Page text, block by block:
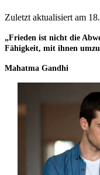
Zuletzt aktualisiert am
„Frieden ist nicht die
Fähigkeit, mit ihnen
Mahatma Gandhi